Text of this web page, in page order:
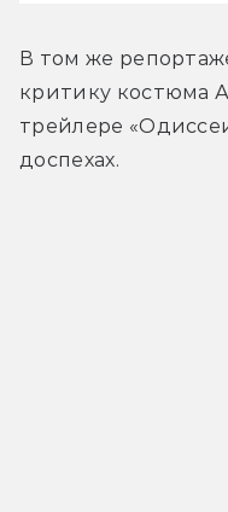
В том же
критику костюма
трейлере
доспехах.